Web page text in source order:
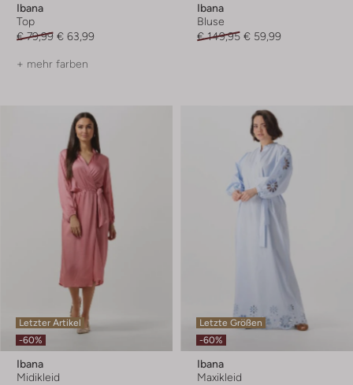
Ibana
Top
€ 79,99 € 63,99
+ mehr farben
Ibana
Bluse
€ 149,95 € 59,99
Letzter Artikel
-60%
Ibana
Midikleid
Letzte Größen
-60%
Ibana
Maxikleid